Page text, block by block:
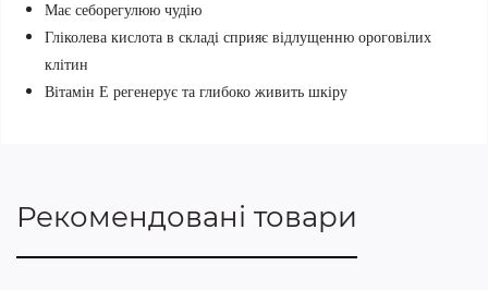
Має себорегулюю чудію
Гліколева кислота в складі сприяє відлущенню ороговілих
клітин
Вітамін Е регенерує та глибоко живить шкіру
Рекомендовані товари